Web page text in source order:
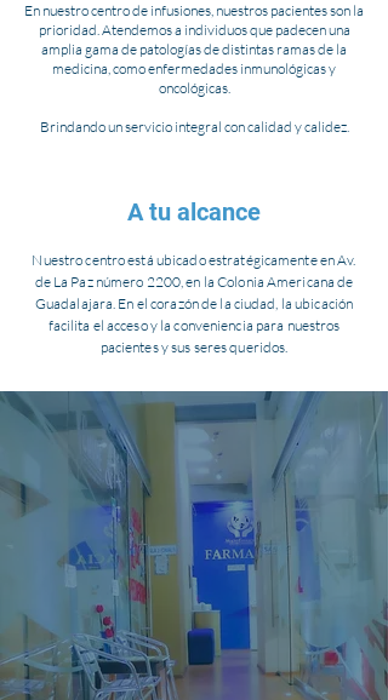
En nuestro centro de infusiones, nuestros pacientes son la
prioridad. Atendemos a individuos que padecen una
amplia gama de patologías de distintas ramas de la
medicina, como enfermedades inmunológicas y
oncológicas.
Brindando un servicio integral con calidad y calidez.
A tu alcance
Nuestro centro está ubicado estratégicamente en Av.
de La Paz número 2200, en la Colonia Americana de
Guadalajara. En el corazón de la ciudad, la ubicación
facilita el acceso y la conveniencia para nuestros
pacientes y sus seres queridos.